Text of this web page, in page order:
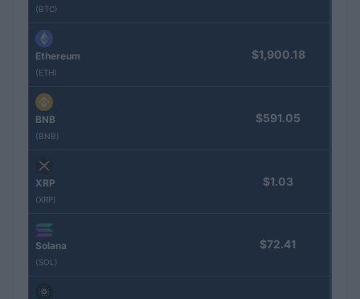
(BTC)
Ethereum
(ETH)
$1,900.18
BNB
(BNB)
$591.05
XRP
(XRP)
$1.03
Solana
(SOL)
$72.41